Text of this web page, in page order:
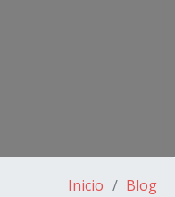
Inicio
Blog